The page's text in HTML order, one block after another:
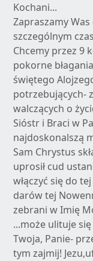
Kochani...
Zapraszamy
szczególnym
Chcemy przez 9
pokorne
świętego
potrzebujących-
walczących o
Sióstr i Braci w
najdoskonalszą
Sam Chrystus
uprosił cud
włączyć się do
darów tej
zebrani w Imię
...może ulituje
Twoja, Panie-
tym zajmij!